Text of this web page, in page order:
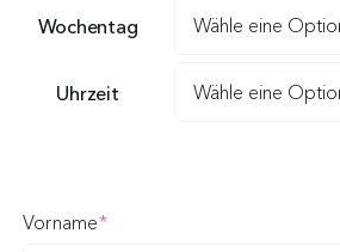
Wochentag
Uhrzeit
Vorname*(required)